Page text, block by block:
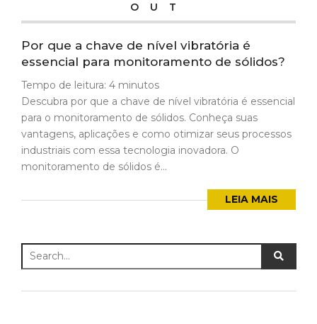
OUT
Por que a chave de nível vibratória é
essencial para monitoramento de sólidos?
Tempo de leitura: 4 minutos
Descubra por que a chave de nível vibratória é essencial
para o monitoramento de sólidos. Conheça suas
vantagens, aplicações e como otimizar seus processos
industriais com essa tecnologia inovadora. O
monitoramento de sólidos é...
LEIA MAIS